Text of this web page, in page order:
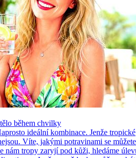
během chvilky
ideální kombinace. Jenže tropické
Víte, jakými potravinami se můžete
nám tropy zaryjí pod kůži, hledáme